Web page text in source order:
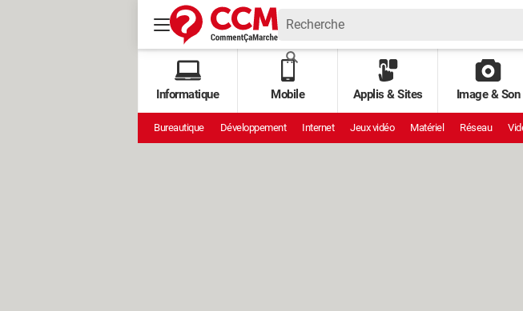
Informatique Mobile Applis & Sites Image & Son
Bureautique Développement Internet Jeux vidéo Matériel Réseau